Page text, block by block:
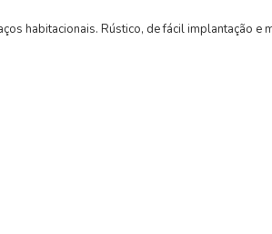
habitacionais. Rústico, de fácil implantação e